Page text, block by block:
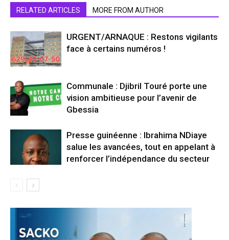
RELATED ARTICLES MORE FROM AUTHOR
URGENT/ARNAQUE : Restons vigilants
face à certains numéros !
Communale : Djibril Touré porte une
vision ambitieuse pour l’avenir de
Gbessia
Presse guinéenne : Ibrahima NDiaye
salue les avancées, tout en appelant à
renforcer l’indépendance du secteur